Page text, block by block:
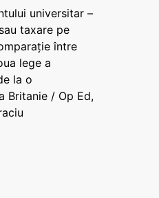
universitar –
taxare pe
între
lege a
la o
Britanie / Op Ed,